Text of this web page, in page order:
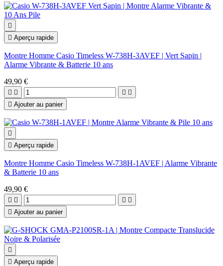

 Aperçu rapide
Montre Homme Casio Timeless W-738H-3AVEF | Vert Sapin |
Alarme Vibrante & Batterie 10 ans
49,90 €
   
 Ajouter au panier

 Aperçu rapide
Montre Homme Casio Timeless W-738H-1AVEF | Alarme Vibrante
& Batterie 10 ans
49,90 €
   
 Ajouter au panier

 Aperçu rapide